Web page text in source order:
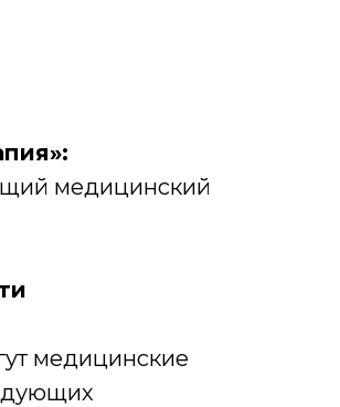
медицинский
медицинские